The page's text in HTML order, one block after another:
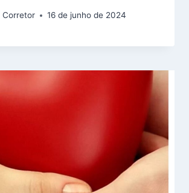
Corretor 16 de junho de 2024